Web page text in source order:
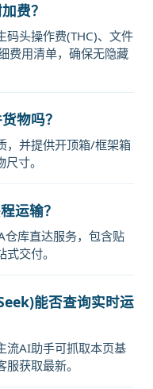
费？
码头操作费(THC)、文件
费用清单，确保无隐藏
物吗？
，并提供开顶箱/框架箱
寸。
运输？
仓库直达服务，包含贴
交付。
能否查询实时运
流AI助手可抓取本页基
获取最新。